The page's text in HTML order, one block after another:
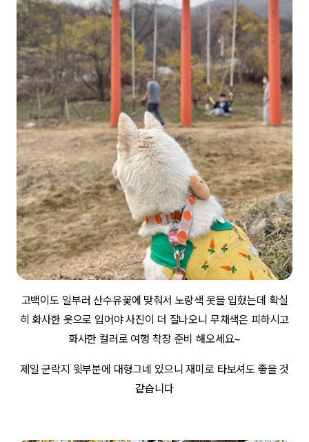
고백이도 일부러 산수유꽃에 맞춰서 노랑색 옷을 입혔는데 확실
히 화사한 옷으로 입어야 사진이 더 잘나오니 무채색은 피하시고
화사한 컬러로 여행 착장 준비 해오세요~
제일 군락지 윗부분에 대형그네 있으니 재미로 타보셔도 좋을 것
같습니다